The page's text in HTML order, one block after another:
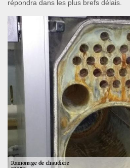
répondra dans les plus brefs délais.